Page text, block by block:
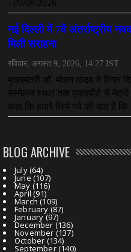
July
BLOG ARCHIVE
July(64)
June(107)
May (116)
April (91)
March (109)
February (87)
January(97)
December (136)
November (137)
October (134)
September(140)